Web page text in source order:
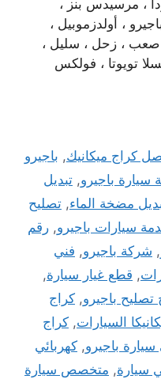
، مرسيدس بنز ،
، أولدزموبيل ،
صعب ، زحل ، سليل ،
تويوتا ، فولكس
كراج ميكانيك, باجيرو
سيارة باجيرو, تبديل
مضخة الماء, تصليح
سيارات باجيرو, رقم
, شركة باجيرو, فني
, قطع غيار سيارة,
تصليح باجيرو, كراج
السيارات, كراج
باجيرو, كهربائي
سيارة, متخصص سيارة